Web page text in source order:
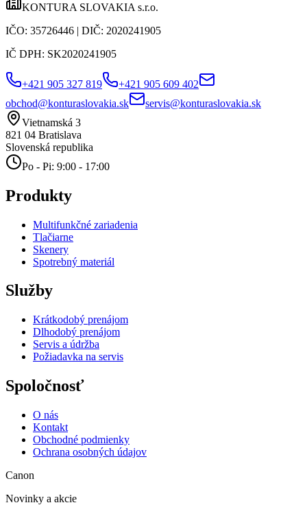
KONTURA SLOVAKIA s.r.o.
IČO: 35726446 | DIČ: 2020241905
IČ DPH: SK2020241905
+421 905 327 819
+421 905 609 402
obchod@konturaslovakia.sk
servis@konturaslovakia.sk
Vietnamská 3
821 04 Bratislava
Slovenská republika
Po - Pi: 9:00 - 17:00
Produkty
Multifunkčné zariadenia
Tlačiarne
Skenery
Spotrebný materiál
Služby
Krátkodobý prenájom
Dlhodobý prenájom
Servis a údržba
Požiadavka na servis
Spoločnosť
O nás
Kontakt
Obchodné podmienky
Ochrana osobných údajov
Canon
Novinky a akcie